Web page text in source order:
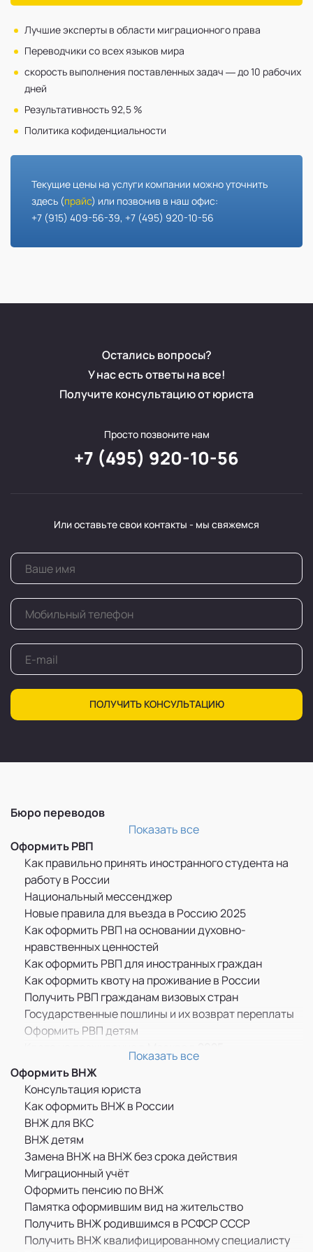
Лучшие эксперты в области миграционного права
Переводчики со всех языков мира
скорость выполнения поставленных задач — до 10 рабочих
дней
Результативность 92,5 %
Политика кофиденциальности
Текущие цены на услуги компании можно уточнить
здесь (прайс) или позвонив в наш офис:
+7 (915) 409-56-39, +7 (495) 920-10-56
Остались вопросы?
У нас есть ответы на все!
Получите консультацию от юриста
Просто позвоните нам
+7 (495) 920-10-56
Или оставьте свои контакты - мы свяжемся
ПОЛУЧИТЬ КОНСУЛЬТАЦИЮ
Бюро переводов
Перевод и легализация документов
Показать все
Оформить РВП
Как правильно принять иностранного студента на
работу в России
Национальный мессенджер
Новые правила для въезда в Россию 2025
Как оформить РВП на основании духовно-
нравственных ценностей
Как оформить РВП для иностранных граждан
Как оформить квоту на проживание в России
Получить РВП гражданам визовых стран
Государственные пошлины и их возврат переплаты
Оформить РВП детям
ММЦ САХАРОВО
Памятка оформившим РВП
Бессрочное пребывание граждан ДНР, ЛНР и
Украины в России
РВП для граждан Казахстана
РВП для граждан Узбекистана
РВП для граждан Украины
Как оформить РВП по браку
Дактилоскопическая регистрация
РВП в целях получения образования
Продление временного пребывания иностранцев в
Показать все
Оформить ВНЖ
Консультация юриста
Как оформить ВНЖ в России
ВНЖ для ВКС
ВНЖ детям
Замена ВНЖ на ВНЖ без срока действия
Миграционный учёт
Оформить пенсию по ВНЖ
Памятка оформившим вид на жительство
Получить ВНЖ родившимся в РСФСР СССР
Получить ВНЖ квалифицированному специалисту